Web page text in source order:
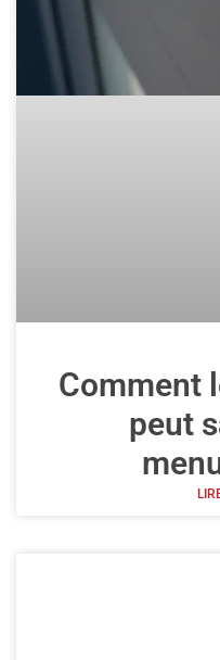
Comment
peut